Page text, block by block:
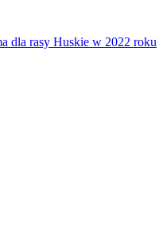
dla rasy Huskie w 2022 roku